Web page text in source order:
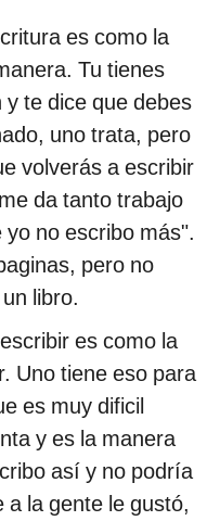
es como la
Tu tienes
y te dice que debes
uno trata, pero
volverás a escribir
da tanto trabajo
no escribo más".
pero no
libro.
es como la
Uno tiene eso para
es muy dificil
y es la manera
así y no podría
la gente le gustó,